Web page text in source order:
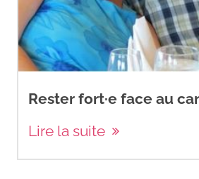
Rester fort·e face au
Lire la suite